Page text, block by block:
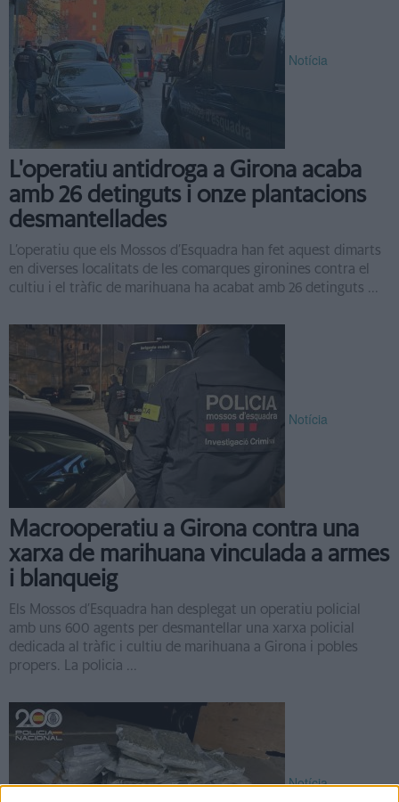
Notícia
L'operatiu antidroga a Girona acaba
amb 26 detinguts i onze plantacions
desmantellades
L’operatiu que els Mossos d’Esquadra han fet aquest dimarts
en diverses localitats de les comarques gironines contra el
cultiu i el tràfic de marihuana ha acabat amb 26 detinguts ...
Notícia
Macrooperatiu a Girona contra una
xarxa de marihuana vinculada a armes
i blanqueig
Els Mossos d’Esquadra han desplegat un operatiu policial
amb uns 600 agents per desmantellar una xarxa policial
dedicada al tràfic i cultiu de marihuana a Girona i pobles
propers. La policia ...
Notícia